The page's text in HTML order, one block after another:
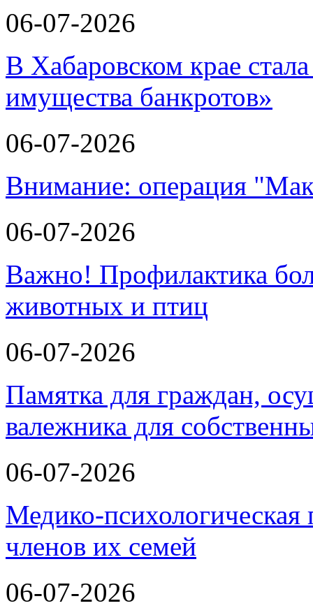
06-07-2026
В Хабаровском крае
имущества банкротов»
06-07-2026
Внимание: операция
06-07-2026
Важно! Профилактика
животных и птиц
06-07-2026
Памятка для граждан,
валежника для
06-07-2026
Медико-
членов их семей
06-07-2026